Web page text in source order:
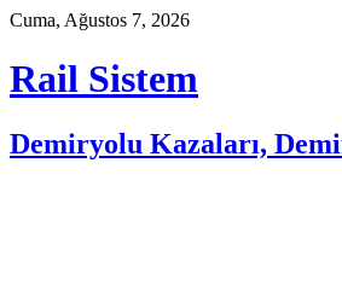
Skip
content
Cuma, Ağustos 7, 2026
Rail Sistem
Demiryolu Kazaları,